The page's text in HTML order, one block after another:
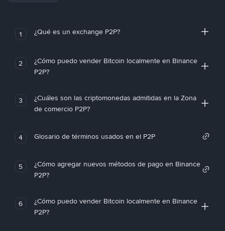
1 ¿Qué es un exchange P2P?
2
¿Cómo puedo vender Bitcoin localmente en Binance
P2P?
3
¿Cuáles son las criptomonedas admitidas en la Zona
de comercio P2P?
4 Glosario de términos usados en el P2P
5
¿Cómo agregar nuevos métodos de pago en Binance
P2P?
6
¿Cómo puedo vender Bitcoin localmente en Binance
P2P?